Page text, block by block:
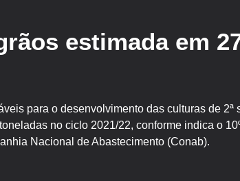
estimada em
para o desenvolvimento das culturas de 2ª
no ciclo 2021/22, conforme indica o
Nacional de Abastecimento (Conab).